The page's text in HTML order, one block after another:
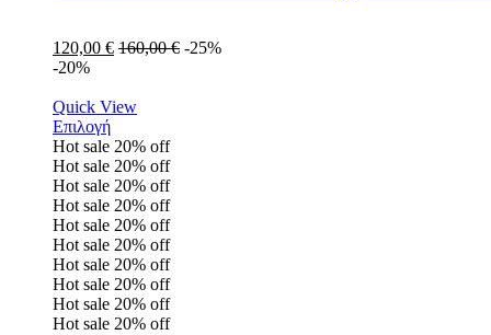
120,00 € 160,00€ -25%
-20%
Quick View
Επιλογή
Hot sale 20% off
Hot sale 20% off
Hot sale 20% off
Hot sale 20% off
Hot sale 20% off
Hot sale 20% off
Hot sale 20% off
Hot sale 20% off
Hot sale 20% off
Hot sale 20% off